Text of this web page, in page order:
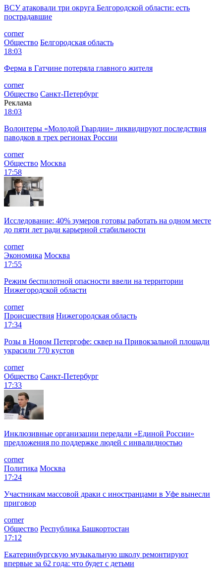
ВСУ атаковали три округа Белгородской области: есть
пострадавшие
corner
Общество Белгородская область
18:03
Ферма в Гатчине потеряла главного жителя
corner
Общество Санкт-Петербург
Реклама
18:03
Волонтеры «Молодой Гвардии» ликвидируют последствия
паводков в трех регионах России
corner
Общество Москва
17:58
Исследование: 40% зумеров готовы работать на одном месте
до пяти лет ради карьерной стабильности
corner
Экономика Москва
17:55
Режим беспилотной опасности ввели на территории
Нижегородской области
corner
Происшествия Нижегородская область
17:34
Розы в Новом Петергофе: сквер на Привокзальной площади
украсили 770 кустов
corner
Общество Санкт-Петербург
17:33
Инклюзивные организации передали «Единой России»
предложения по поддержке людей с инвалидностью
corner
Политика Москва
17:24
Участникам массовой драки с иностранцами в Уфе вынесли
приговор
corner
Общество Республика Башкортостан
17:12
Екатеринбургскую музыкальную школу ремонтируют
впервые за 62 года: что будет с детьми